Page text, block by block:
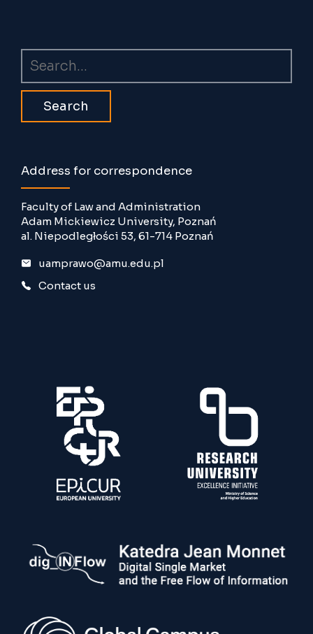
Search
Address for correspondence
Faculty of Law and Administration
Adam Mickiewicz University, Poznań
al. Niepodległości 53, 61-714 Poznań
uamprawo@amu.edu.pl
Contact us